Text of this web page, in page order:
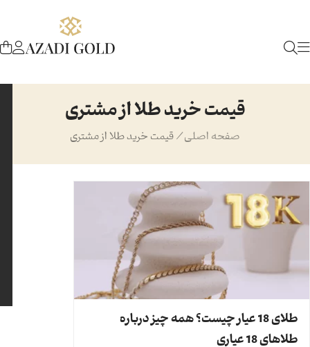
قیمت خرید طلا از مشتری
صفحه اصلی/قیمت خرید طلا از مشتری
طلای 18 عیار چیست؟ همه چیز درباره
طلاهای 18 عیاری